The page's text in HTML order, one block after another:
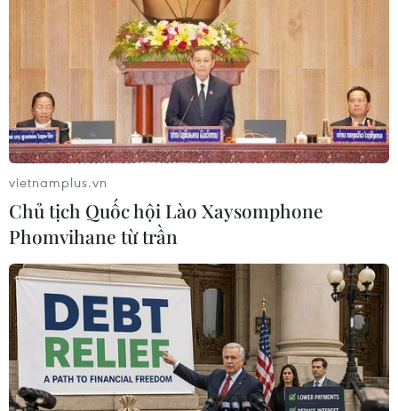
Toàn văn phát biểu chỉ đạo của Tổng
Bí thư, Chủ tịch nước Tô Lâm tại Hội
nghị quán triệt Nghị quyết trung
ương 3, khóa XIV
29/07/2026 04:05
Tổng Bí thư, Chủ tịch
nước: "Một Việt Nam hùng cường
phải đồng thời là một Việt Nam nhân
ái"
28/07/2026 15:42
Ban hành Quy định về những điều
đảng viên không được làm
28/07/2026 15:16
vietnamplus.vn
Chủ tịch Quốc hội Lào Xaysomphone
Phomvihane từ trần